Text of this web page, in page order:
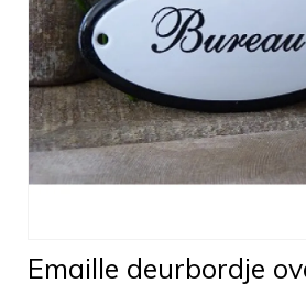
Emaille deurbordje